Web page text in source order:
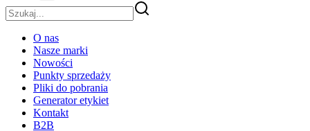
O nas
Nasze marki
Nowości
Punkty sprzedaży
Pliki do pobrania
Generator etykiet
Kontakt
B2B